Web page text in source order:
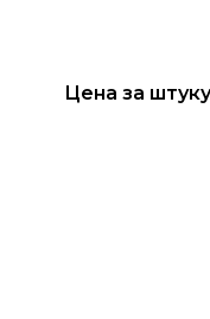
Цена за